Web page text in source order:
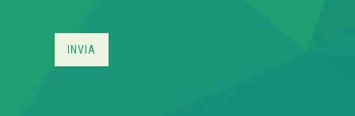
INVIA